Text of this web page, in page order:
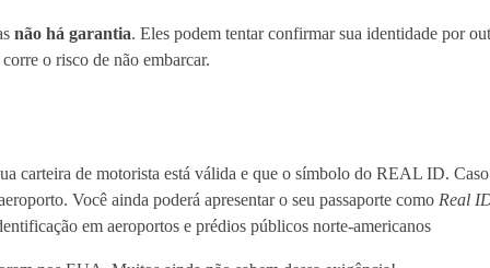
não há garantia. Eles podem tentar confirmar sua identidade por
o risco de não embarcar.
carteira de motorista está válida e que o símbolo do REAL ID.
Você ainda poderá apresentar o seu passaporte como Real
em aeroportos e prédios públicos norte-americanos